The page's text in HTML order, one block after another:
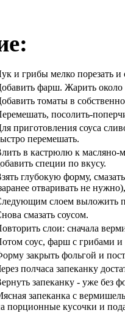
и грибы мелко порезать и
фарш. Жарить около
томаты в
посолить-
приготовления соуса
перемешать.
в кастрюлю к масляно-
специи по вкусу.
глубокую форму,
отваривать не
слоем выложить
смазать соусом.
слои: сначала
соус, фарш с грибами и
закрыть фольгой и
полчаса запеканку
запеканку - уже без
запеканка с
порционные кусочки и